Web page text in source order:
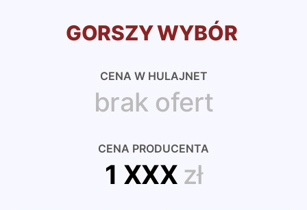
GORSZY WYBÓR
CENA W HULAJNET
brak ofert
CENA PRODUCENTA
1 XXX zł